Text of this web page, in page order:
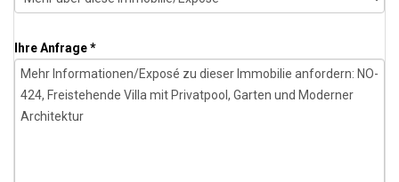
Ihre Anfrage *